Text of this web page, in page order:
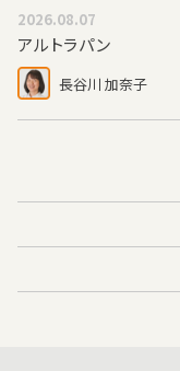
2026.08.07
アルトラパン
長谷川 加奈子